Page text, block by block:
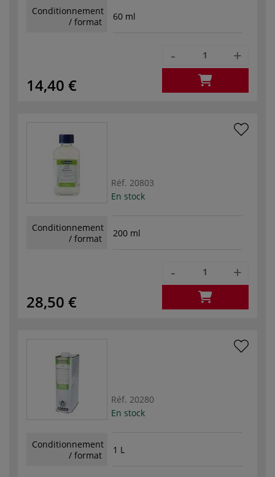
Conditionnement
/ format
60 ml
14,40 €
- +
Réf. 20803
En stock
Conditionnement
/ format
200 ml
28,50 €
- +
Réf. 20280
En stock
Conditionnement
/ format
1 L